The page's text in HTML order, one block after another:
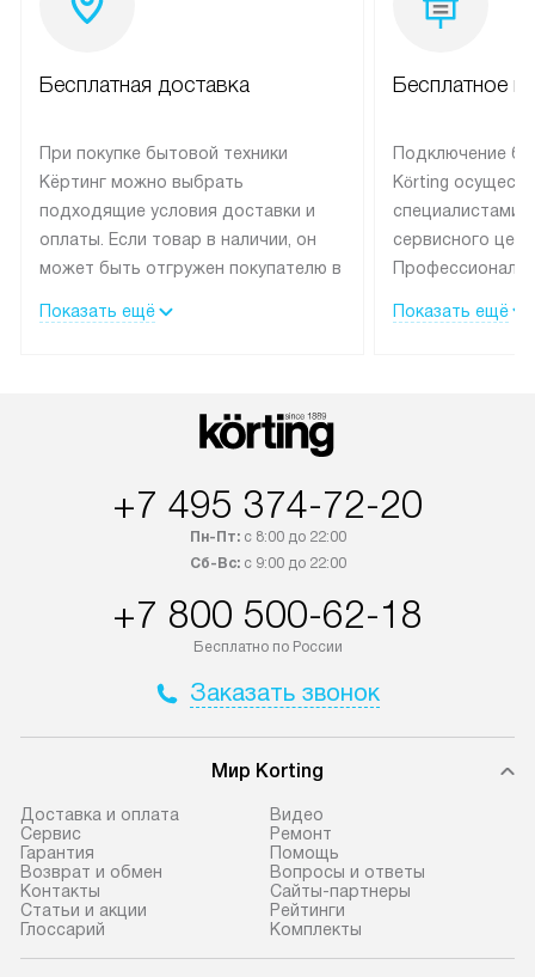
Бесплатная доставка
При покупке бытовой техники
Кёртинг можно выбрать
подходящие условия доставки и
оплаты. Если товар в наличии, он
может быть отгружен покупателю в
оплачивается дополнительно.
Показать ещё
Бесплатное
Подключение
Körting
специалистами
сервисного
эксплуатации
Показать ещё
+7 495 374-72-20
Пн-Пт:с 8:00 до 22:00
Сб-Вс:с 9:00 до 22:00
+7 800 500-62-18
Бесплатно по России
Заказать звонок
Мир Korting
Доставка и оплата
Сервис
Гарантия
Возврат и обмен
Контакты
Статьи и акции
Глоссарий
Видео
Ремонт
Помощь
Вопросы и ответы
Сайты-партнеры
Рейтинги
Комплекты